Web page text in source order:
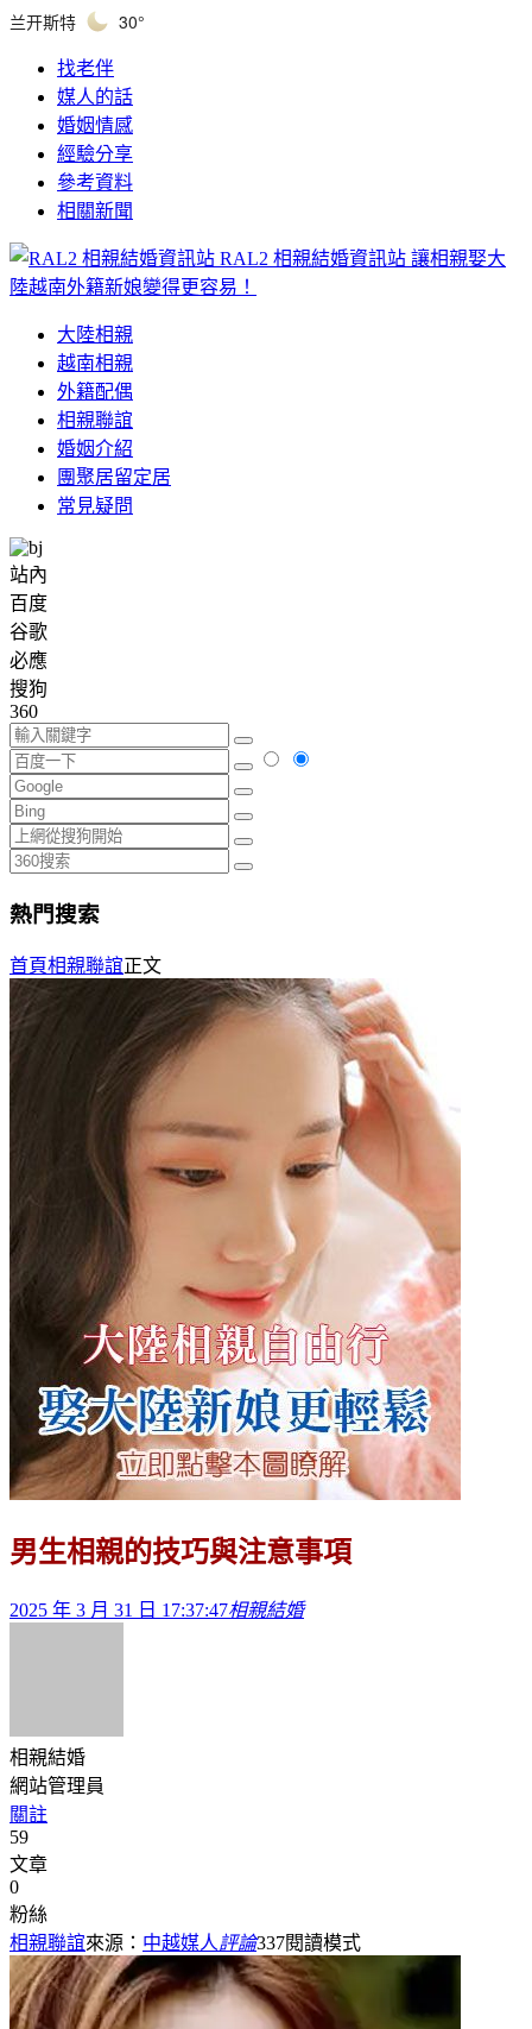
兰开斯特 30°
找老伴
媒人的話
婚姻情感
經驗分享
參考資料
相關新聞
RAL2 相親結婚資訊站 讓相親娶大
陸越南外籍新娘變得更容易！
大陸相親
越南相親
外籍配偶
相親聯誼
婚姻介紹
團聚居留定居
常見疑問
站內
百度
谷歌
必應
搜狗
360
熱門搜索
首頁相親聯誼正文
男生相親的技巧與注意事項
2025 年 3 月 31 日 17:37:47相親結婚
相親結婚
網站管理員
關註
59
文章
0
粉絲
相親聯誼來源： 中越媒人評論337閱讀模式